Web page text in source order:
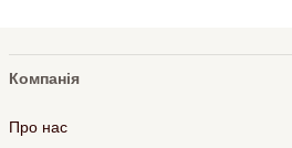
Компанія
Про нас